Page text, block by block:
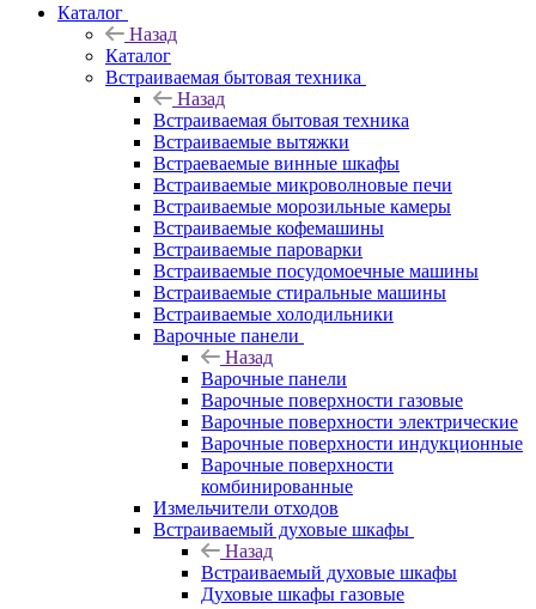
Каталог
Назад
Каталог
Встраиваемая бытовая техника
Назад
Встраиваемая бытовая техника
Встраиваемые вытяжки
Встраеваемые винные шкафы
Встраиваемые микроволновые печи
Встраиваемые морозильные камеры
Встраиваемые кофемашины
Встраиваемые пароварки
Встраиваемые посудомоечные машины
Встраиваемые стиральные машины
Встраиваемые холодильники
Варочные панели
Назад
Варочные панели
Варочные поверхности газовые
Варочные поверхности электрические
Варочные поверхности индукционные
Варочные поверхности
комбинированные
Измельчители отходов
Встраиваемый духовые шкафы
Назад
Встраиваемый духовые шкафы
Духовые шкафы газовые